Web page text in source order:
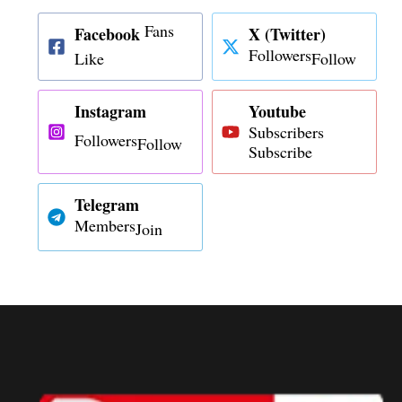
Facebook Fans
Like
X (Twitter)
FollowersFollow
Instagram
FollowersFollow
Youtube
Subscribers
Subscribe
Telegram
MembersJoin